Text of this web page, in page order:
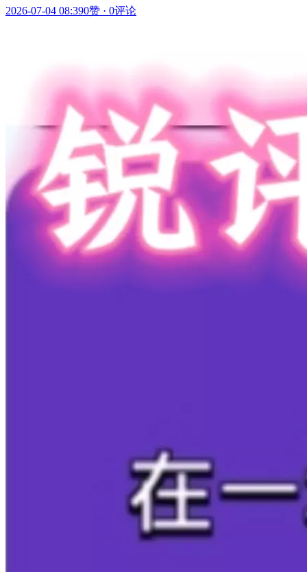
2026-07-04 08:390赞 · 0评论